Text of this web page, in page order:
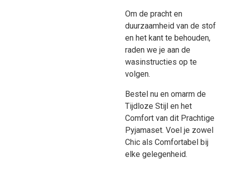
Om de pracht en
duurzaamheid van de stof
en het kant te behouden,
raden we je aan de
wasinstructies op te
volgen.
Bestel nu en omarm de
Tijdloze Stijl en het
Comfort van dit Prachtige
Pyjamaset. Voel je zowel
Chic als Comfortabel bij
elke gelegenheid.